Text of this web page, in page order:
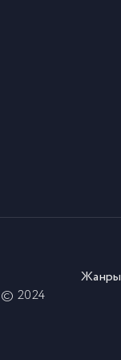
Жанры
2024